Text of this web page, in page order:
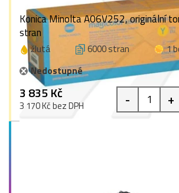
Konica Minolta A06V252, originální
stran
žlutá 6000 stran
1
Nedostupné
3 835 Kč
3 170 Kč bez DPH - +